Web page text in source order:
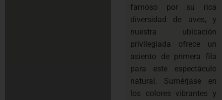
famoso por su rica
diversidad de aves, y
nuestra ubicación
privilegiada ofrece un
asiento de primera fila
para este espectáculo
natural. Sumérjase en
los colores vibrantes y